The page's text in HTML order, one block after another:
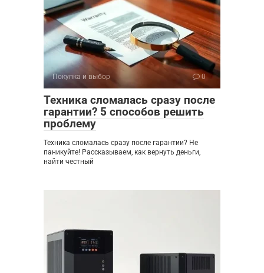
Покупка и выбор 0
Техника сломалась сразу после
гарантии? 5 способов решить
проблему
Техника сломалась сразу после гарантии? Не
паникуйте! Рассказываем, как вернуть деньги,
найти честный